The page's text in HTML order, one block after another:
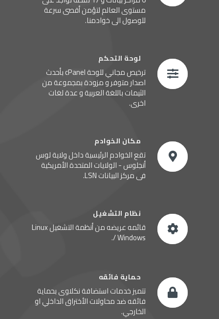
مستوى العالم لتؤمن أقصى سرعة
للوصول الى خوادمنا.
لوحة التحكم
ترخيص مجاني للوحة cPanel بأحدث
اصدار متوفر و مزودة بمجموعة من
الثيمات باللغة العربية و عدة لغات
اخرى.
مكان الخوادم
تقع الخوادم الرئيسية داخل ولاية لوس
أنجلوس - الولايات المتحدة الأمريكية
فى مركز البيانات LSN.
نظام التشغيل
قائمه عريضه من أنظمة التشغيل Linux
/ Windows.
حماية فائقه
تتميز خدمات استضافة نكلاوى بحماية
فائقه ضد محاولات الأختراق الداخلي او
الخارجي.